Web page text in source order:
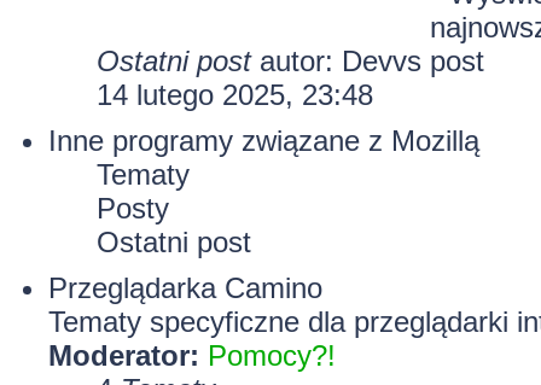
Ostatni postautor: Devvs
14 lutego 2025, 23:48
Inne programy związane z Mozillą
Tematy
Posty
Ostatni post
Przeglądarka Camino
Tematy specyficzne dla przeglądarki
Moderator: Pomocy?!